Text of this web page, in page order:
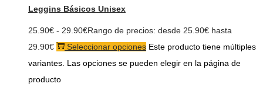
Leggins Básicos Unisex
25.90€ - 29.90€Rango de precios: desde 25.90€ hasta
29.90€
Seleccionar opciones Este producto tiene múltiples
variantes. Las opciones se pueden elegir en la página de
producto